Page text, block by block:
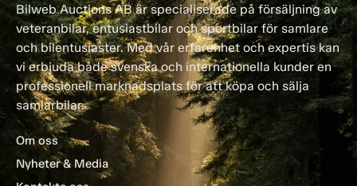
Bilweb Auctions AB är specialiserade på försäljning av
veteranbilar, entusiastbilar och sportbilar för samlare
och bilentusiaster. Med vår erfarenhet och expertis kan
vi erbjuda både svenska och internationella kunder en
professionell marknadsplats för att köpa och sälja
samlarbilar.
Om oss
Nyheter & Media